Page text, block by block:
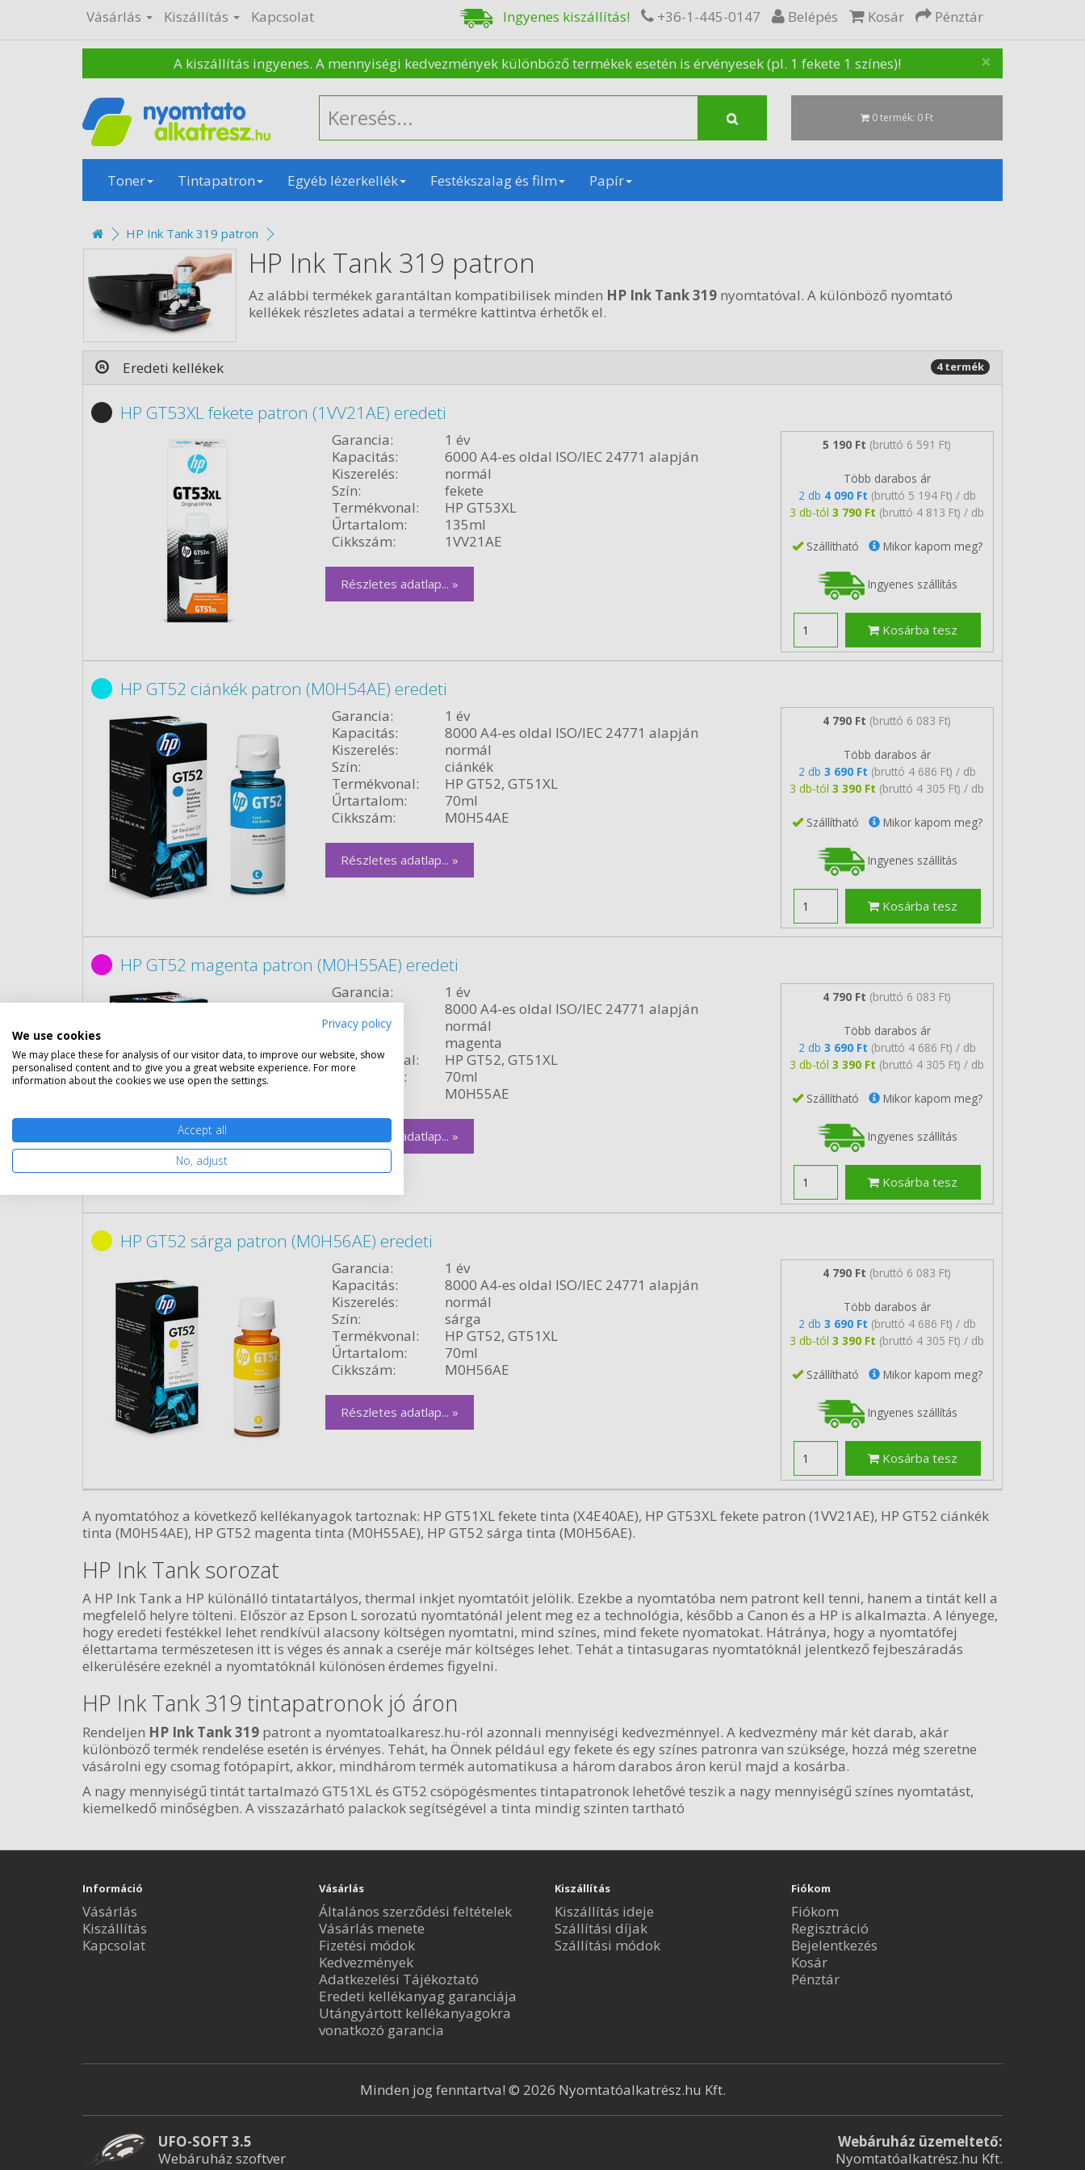
Vásárlás Kiszállítás Kapcsolat Ingyenes kiszállítás! +36-1-445-0147 Belépés Kosár Pénztár
×
A kiszállítás ingyenes. A mennyiségi kedvezmények különböző termékek esetén is érvényesek (pl. 1 fekete 1 színes)!
0 termék: 0 Ft
Toner Tintapatron Egyéb lézerkellék Festékszalag és film Papír
HP Ink Tank 319 patron
HP Ink Tank 319 patron
Az alábbi termékek garantáltan kompatibilisek minden HP Ink Tank 319 nyomtatóval. A különböző nyomtató
kellékek részletes adatai a termékre kattintva érhetők el.
Eredeti kellékek 4 termék
HP GT53XL fekete patron (1VV21AE) eredeti
Garancia:
1 év
Kapacitás:
6000 A4-es oldal ISO/IEC 24771 alapján
Kiszerelés:
normál
Szín:
fekete
Termékvonal:
HP GT53XL
Űrtartalom:
135ml
Cikkszám:
1VV21AE
Részletes adatlap... »
5 190 Ft (bruttó 6 591 Ft)
Több darabos ár
2 db 4 090 Ft (bruttó 5 194 Ft) / db
3 db-tól3 790 Ft (bruttó 4 813 Ft) / db
Szállítható Mikor kapom meg?
Ingyenes szállítás
Kosárba tesz
HP GT52 ciánkék patron (M0H54AE) eredeti
Garancia:
1 év
Kapacitás:
8000 A4-es oldal ISO/IEC 24771 alapján
Kiszerelés:
normál
Szín:
ciánkék
Termékvonal:
HP GT52, GT51XL
Űrtartalom:
70ml
Cikkszám:
M0H54AE
Részletes adatlap... »
4 790 Ft (bruttó 6 083 Ft)
Több darabos ár
2 db 3 690 Ft (bruttó 4 686 Ft) / db
3 db-tól3 390 Ft (bruttó 4 305 Ft) / db
Szállítható Mikor kapom meg?
Ingyenes szállítás
Kosárba tesz
HP GT52 magenta patron (M0H55AE) eredeti
Garancia:
1 év
Kapacitás:
8000 A4-es oldal ISO/IEC 24771 alapján
Kiszerelés:
normál
magenta
Termékvonal:
HP GT52, GT51XL
Űrtartalom:
70ml
M0H55AE
Részletes adatlap... »
4 790 Ft (bruttó 6 083 Ft)
Több darabos ár
2 db 3 690 Ft (bruttó 4 686 Ft) / db
3 db-tól3 390 Ft (bruttó 4 305 Ft) / db
Szállítható Mikor kapom meg?
Ingyenes szállítás
Kosárba tesz
HP GT52 sárga patron (M0H56AE) eredeti
Garancia:
1 év
Kapacitás:
8000 A4-es oldal ISO/IEC 24771 alapján
Kiszerelés:
normál
Szín:
sárga
Termékvonal:
HP GT52, GT51XL
Űrtartalom:
70ml
Cikkszám:
M0H56AE
Részletes adatlap... »
4 790 Ft (bruttó 6 083 Ft)
Több darabos ár
2 db 3 690 Ft (bruttó 4 686 Ft) / db
3 db-tól3 390 Ft (bruttó 4 305 Ft) / db
Szállítható Mikor kapom meg?
Ingyenes szállítás
Kosárba tesz
A nyomtatóhoz a következő kellékanyagok tartoznak: HP GT51XL fekete tinta (X4E40AE), HP GT53XL fekete patron (1VV21AE), HP GT52 ciánkék
tinta (M0H54AE), HP GT52 magenta tinta (M0H55AE), HP GT52 sárga tinta (M0H56AE).
HP Ink Tank sorozat
A HP Ink Tank a HP különálló tintatartályos, thermal inkjet nyomtatóit jelölik. Ezekbe a nyomtatóba nem patront kell tenni, hanem a tintát kell a
megfelelő helyre tölteni. Először az Epson L sorozatú nyomtatónál jelent meg ez a technológia, később a Canon és a HP is alkalmazta. A lényege,
hogy eredeti festékkel lehet rendkívül alacsony költségen nyomtatni, mind színes, mind fekete nyomatokat. Hátránya, hogy a nyomtatófej
élettartama természetesen itt is véges és annak a cseréje már költséges lehet. Tehát a tintasugaras nyomtatóknál jelentkező fejbeszáradás
elkerülésére ezeknél a nyomtatóknál különösen érdemes figyelni.
HP Ink Tank 319 tintapatronok jó áron
Rendeljen HP Ink Tank 319 patront a nyomtatoalkaresz.hu-ról azonnali mennyiségi kedvezménnyel. A kedvezmény már két darab, akár
különböző termék rendelése esetén is érvényes. Tehát, ha Önnek például egy fekete és egy színes patronra van szüksége, hozzá még szeretne
vásárolni egy csomag fotópapírt, akkor, mindhárom termék automatikusa a három darabos áron kerül majd a kosárba.
A nagy mennyiségű tintát tartalmazó GT51XL és GT52 csöpögésmentes tintapatronok lehetővé teszik a nagy mennyiségű színes nyomtatást,
kiemelkedő minőségben. A visszazárható palackok segítségével a tinta mindig szinten tartható
Információ
Vásárlás
Kiszállítás
Kapcsolat
Vásárlás
Általános szerződési feltételek
Vásárlás menete
Fizetési módok
Kedvezmények
Adatkezelési Tájékoztató
Eredeti kellékanyag garanciája
Utángyártott kellékanyagokra
vonatkozó garancia
Kiszállítás
Kiszállítás ideje
Szállítási díjak
Szállítási módok
Fiókom
Fiókom
Regisztráció
Bejelentkezés
Kosár
Pénztár
Minden jog fenntartva! © 2026 Nyomtatóalkatrész.hu Kft.
UFO-SOFT 3.5
Webáruház szoftver
Webáruház üzemeltető:
Nyomtatóalkatrész.hu Kft.
Privacy policy
We use cookies
We may place these for analysis of our visitor data, to improve our website, show
personalised content and to give you a great website experience. For more
information about the cookies we use open the settings.
Accept all
No, adjust